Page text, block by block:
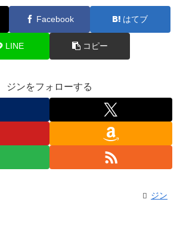
Facebook はてブ
LINE コピー
ジンをフォローする
ジン